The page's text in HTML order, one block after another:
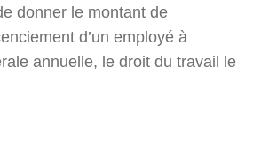
donner le montant de
d’un employé à
annuelle, le droit du travail le